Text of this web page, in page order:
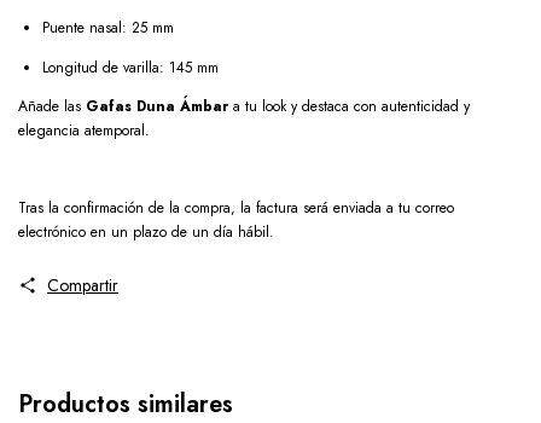
Puente nasal: 25 mm
Longitud de varilla: 145 mm
Añade las Gafas Duna Ámbar a tu look y destaca con autenticidad y
elegancia atemporal.
Tras la confirmación de la compra, la factura será enviada a tu correo
electrónico en un plazo de un día hábil.
Compartir
Productos similares